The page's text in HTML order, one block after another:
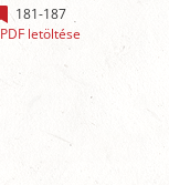
181-187
PDF letöltése